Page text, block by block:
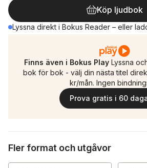
Köp ljudbok
Lyssna direkt i Bokus Reader – eller
Finns även i Bokus Play Lyssna
bok för bok - välj din nästa titel
kr/mån. Ingen
Prova gratis i 60
Fler format och utgåvor